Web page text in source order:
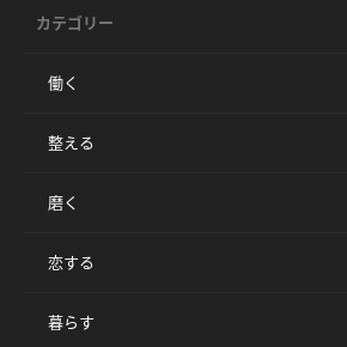
カテゴリー
働く
整える
磨く
恋する
暮らす